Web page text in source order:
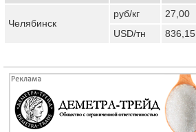
Челябинск
руб/кг 27,00
USD/тн
836,15